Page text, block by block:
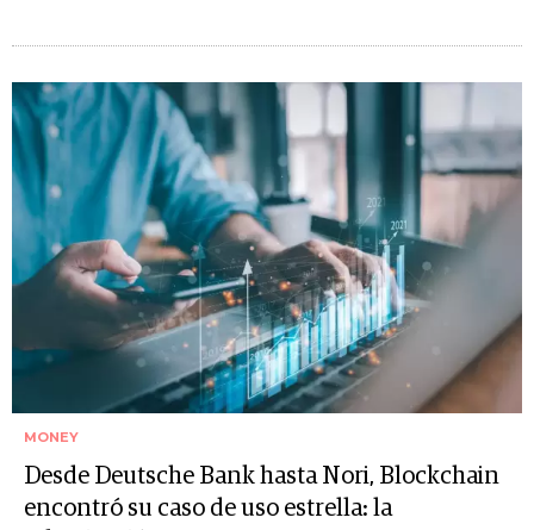
MONEY
Desde Deutsche Bank hasta Nori, Blockchain
encontró su caso de uso estrella: la